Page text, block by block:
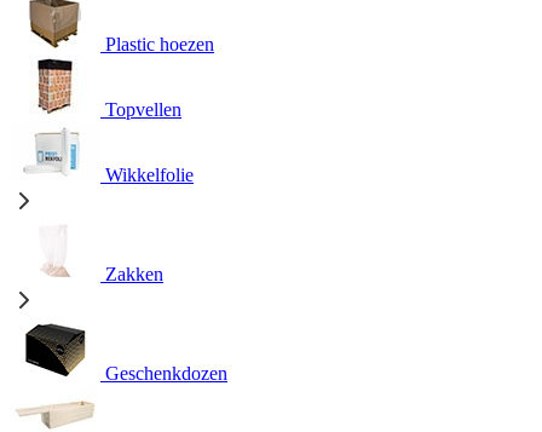
Plastic hoezen
Topvellen
Wikkelfolie
Zakken
Geschenkdozen